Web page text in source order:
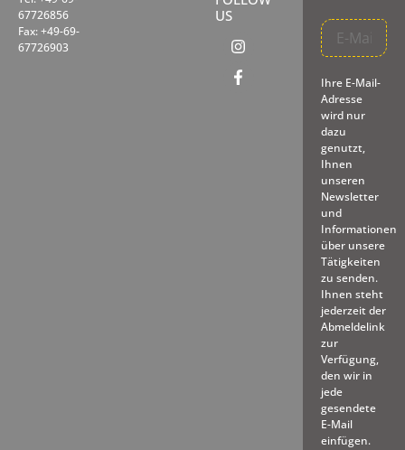
67726856
Fax: +49-69-
67726903
US
Ihre E-Mail-
Adresse
wird nur
dazu
genutzt,
Ihnen
unseren
Newsletter
und
Informationen
über unsere
Tätigkeiten
zu senden.
Ihnen steht
jederzeit der
Abmeldelink
zur
Verfügung,
den wir in
jede
gesendete
E-Mail
einfügen.